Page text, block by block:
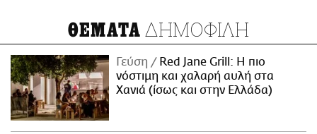
ΘΕΜΑΤΑ ΔΗΜΟΦΙΛΗ
Γεύση
Red Jane Grill: Η πιο
νόστιμη και χαλαρή αυλή στα
Χανιά (ίσως και στην Ελλάδα)